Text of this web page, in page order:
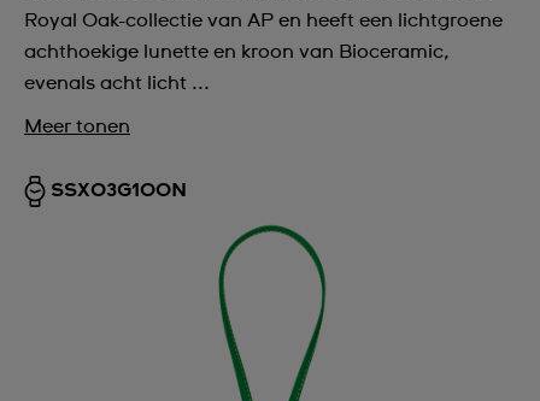
Royal Oak-collectie van AP en heeft een lichtgroene
achthoekige lunette en kroon van Bioceramic,
evenals acht licht ...
Meer tonen
SSX03G100N